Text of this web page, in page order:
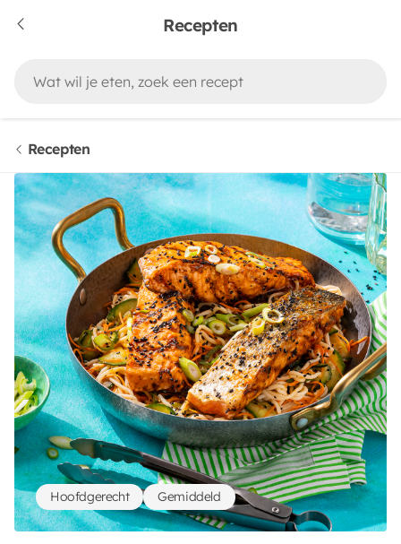
Recepten
Recepten
Hoofdgerecht Gemiddeld